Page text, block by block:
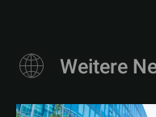
Weitere